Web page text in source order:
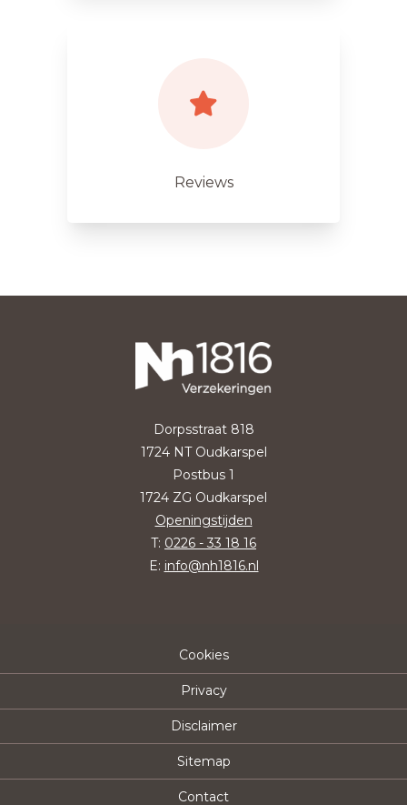
Reviews
Dorpsstraat 818
1724 NT Oudkarspel
Postbus 1
1724 ZG Oudkarspel
Openingstijden
T: 0226 - 33 18 16
E: info@nh1816.nl
Cookies
Privacy
Disclaimer
Sitemap
Contact